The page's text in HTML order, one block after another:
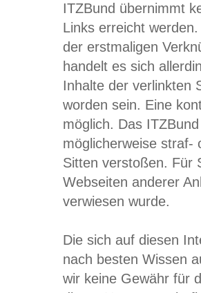
ITZBund übernimmt
Links erreicht
der erstmaligen
handelt es sich
Inhalte der verlinkten
worden sein. Eine
möglich. Das
möglicherweise straf-
Sitten verstoßen. Für
Webseiten anderer
verwiesen wurde.
Die sich auf diesen
nach besten Wissen
wir keine Gewähr für